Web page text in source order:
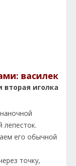
василек
вторая иголка
лепесток.
его обычной
точку,